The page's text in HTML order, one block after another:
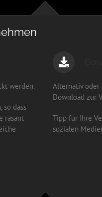
werden.
dass
rasant
Alternativ
Download zur
Tipp für Ihre
sozialen